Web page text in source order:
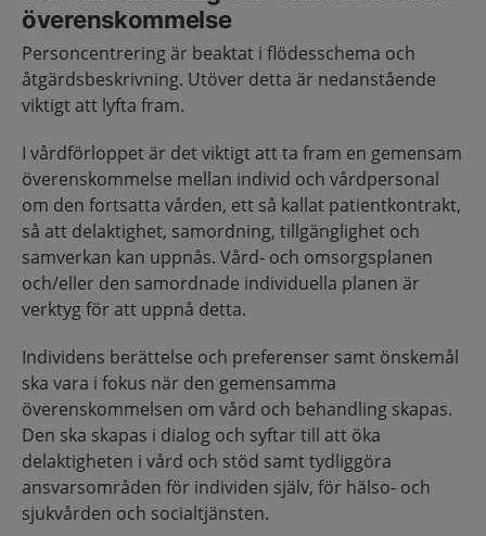
överenskommelse
Personcentrering är beaktat i flödesschema och
åtgärdsbeskrivning. Utöver detta är nedanstående
viktigt att lyfta fram.
I vårdförloppet är det viktigt att ta fram en gemensam
överenskommelse mellan individ och vårdpersonal
om den fortsatta vården, ett så kallat patientkontrakt,
så att delaktighet, samordning, tillgänglighet och
samverkan kan uppnås. Vård- och omsorgsplanen
och/eller den samordnade individuella planen är
verktyg för att uppnå detta.
Individens berättelse och preferenser samt önskemål
ska vara i fokus när den gemensamma
överenskommelsen om vård och behandling skapas.
Den ska skapas i dialog och syftar till att öka
delaktigheten i vård och stöd samt tydliggöra
ansvarsområden för individen själv, för hälso- och
sjukvården och socialtjänsten.